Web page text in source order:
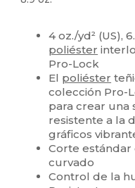
4 oz./yd² (US),
poliéster
Pro-Lock
El poliéster
colección Pro-
para crear una
resistente a la
gráficos
Corte
curvado
Control de la